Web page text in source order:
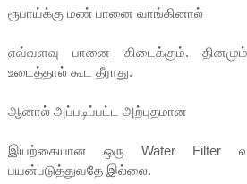
ரூபாய்க்கு மண் பானை வாங்கினால்
எவ்வளவு பானை கிடைக்கும்.
உடைத்தால் கூட தீராது.
ஆனால் அப்படிப்பட்ட அற்புதமான
இயற்கையான ஒரு Water Filter
பயன்படுத்துவதே இல்லை.